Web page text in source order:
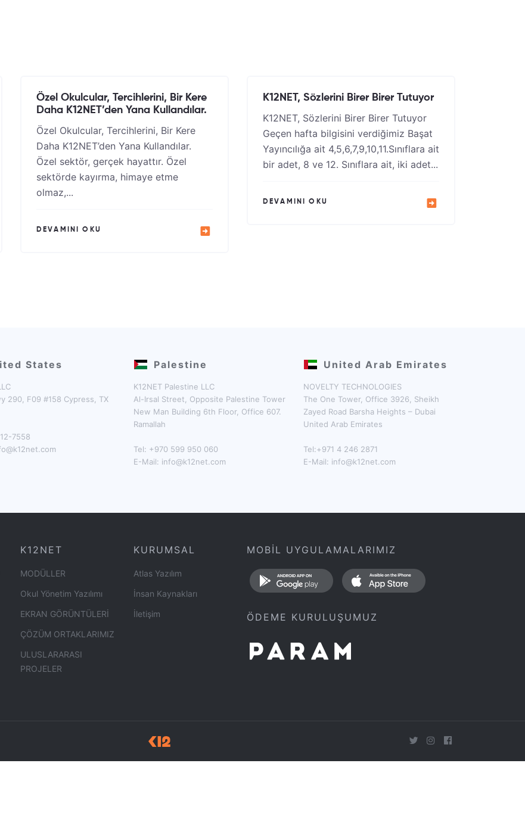
Özel Okulcular, Tercihlerini, Bir Kere
Daha K12NET’den Yana Kullandılar.
Özel Okulcular, Tercihlerini, Bir Kere
Daha K12NET’den Yana Kullandılar.
Özel sektör, gerçek hayattır. Özel
sektörde kayırma, himaye etme
olmaz,...
DEVAMINI OKU
K12NET, Sözlerini Birer Birer Tutuyor
K12NET, Sözlerini Birer Birer Tutuyor
Geçen hafta bilgisini verdiğimiz Başat
Yayıncılığa ait 4,5,6,7,9,10,11.Sınıflara ait
bir adet, 8 ve 12. Sınıflara ait, iki adet...
DEVAMINI OKU
States
290, F09 #158 Cypress, TX
7558
Palestine
K12NET Palestine LLC
Al-Irsal Street, Opposite Palestine Tower
New Man Building 6th Floor, Office 607.
Ramallah
Tel: +970 599 950 060
E-Mail: info@k12net.com
United Arab Emirates
NOVELTY TECHNOLOGIES
The One Tower, Office 3926, Sheikh
Zayed Road Barsha Heights – Dubai
United Arab Emirates
Tel:+971 4 246 2871
E-Mail: info@k12net.com
K12NET
MODÜLLER
Okul Yönetim Yazılımı
EKRAN GÖRÜNTÜLERİ
ÇÖZÜM ORTAKLARIMIZ
ULUSLARARASI
PROJELER
KURUMSAL
Atlas Yazılım
İnsan Kaynakları
İletişim
MOBİL UYGULAMALARIMIZ
ÖDEME KURULUŞUMUZ